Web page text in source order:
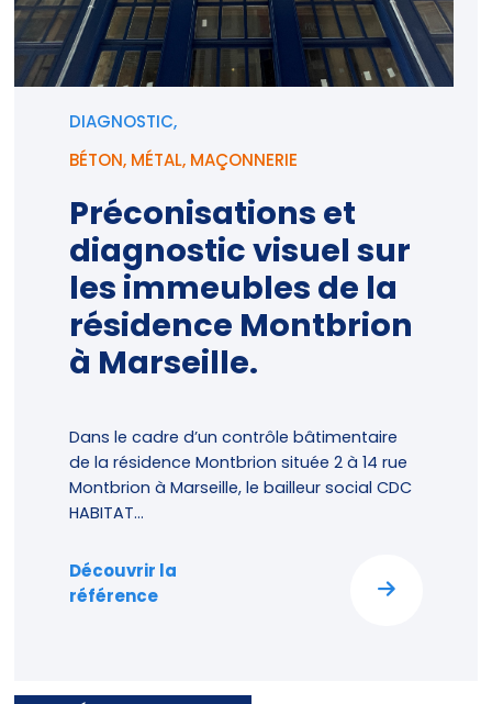
DIAGNOSTIC,
BÉTON, MÉTAL, MAÇONNERIE
Préconisations et
diagnostic visuel sur
les immeubles de la
résidence Montbrion
à Marseille.
Dans le cadre d’un contrôle bâtimentaire
de la résidence Montbrion située 2 à 14 rue
Montbrion à Marseille, le bailleur social CDC
HABITAT...
Découvrir la
référence